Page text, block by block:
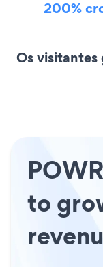
200%
Os visitantes
to